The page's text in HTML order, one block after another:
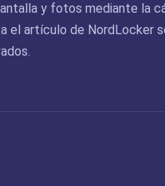
y fotos mediante la
el artículo de NordLocker